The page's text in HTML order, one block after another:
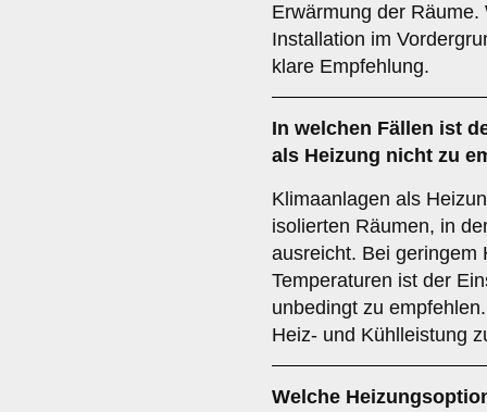
Erwärmung der
Installation im
klare Empfehlung.
In welchen Fällen ist
als Heizung nicht zu
Klimaanlagen als
isolierten Räumen, in
ausreicht. Bei geringem
Temperaturen ist der
unbedingt zu
Heiz- und Kühlleistung
Welche